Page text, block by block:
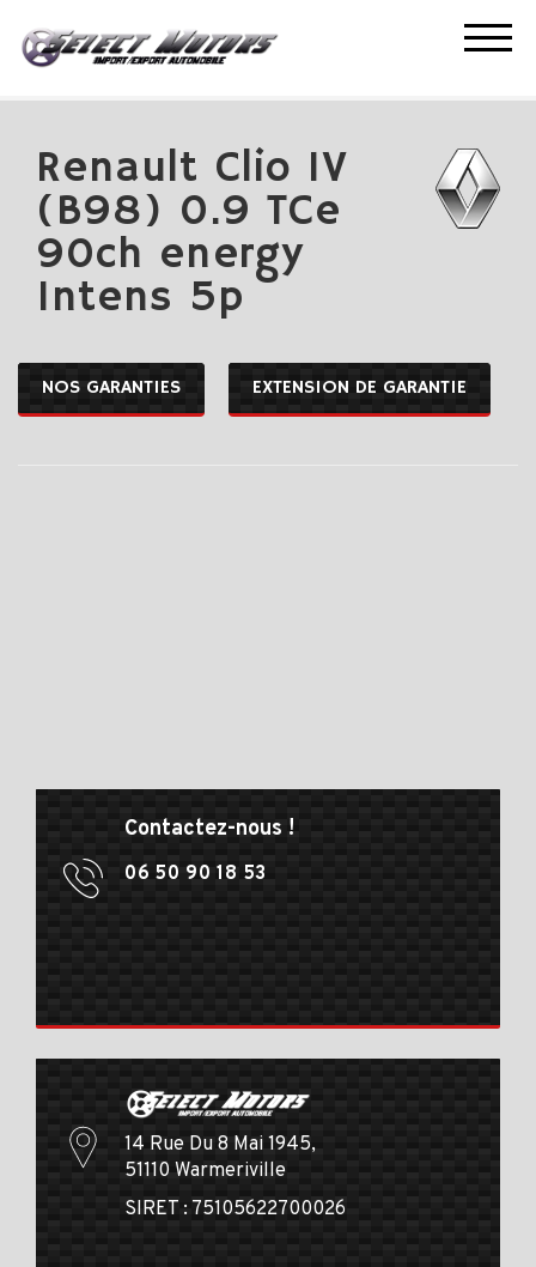
ACCUEIL
NOS OCCASIONS
RENAULT CLIO IV (B98) 0.9 TCE 90CH ENERGY INTENS
5P
Renault Clio IV
(B98) 0.9 TCe
90ch energy
Intens 5p
NOS GARANTIES EXTENSION DE GARANTIE
Contactez-nous !
06 50 90 18 53
14 Rue Du 8 Mai 1945,
51110 Warmeriville
SIRET : 75105622700026